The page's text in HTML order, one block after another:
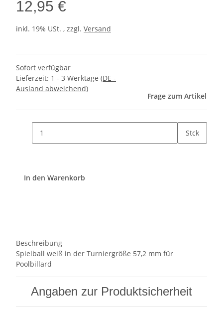
12,95 €
inkl. 19% USt. , zzgl. Versand
Sofort verfügbar
Lieferzeit: 1 - 3 Werktage (DE -
Ausland abweichend)
Frage zum Artikel
Stck
In den Warenkorb
Beschreibung
Spielball weiß in der Turniergröße 57,2 mm für
Poolbillard
Angaben zur Produktsicherheit